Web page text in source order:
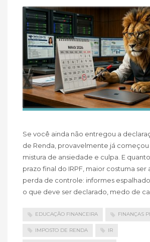
Se você ainda não entregou a
de Renda, provavelmente já começou
mistura de ansiedade e culpa. E
prazo final do IRPF, maior costuma ser
perda de controle: informes
o que deve ser declarado, medo de
EDUCAÇÃO FINANCEIRA FINANÇAS
IMPOSTO DE RENDA IR